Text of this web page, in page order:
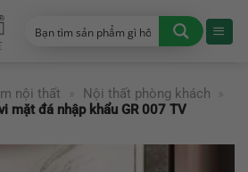
nội thất » Nội thất phòng khách
»
mặt đá nhập khẩu GR 007 TV